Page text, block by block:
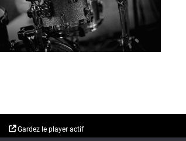
Gardez le player actif